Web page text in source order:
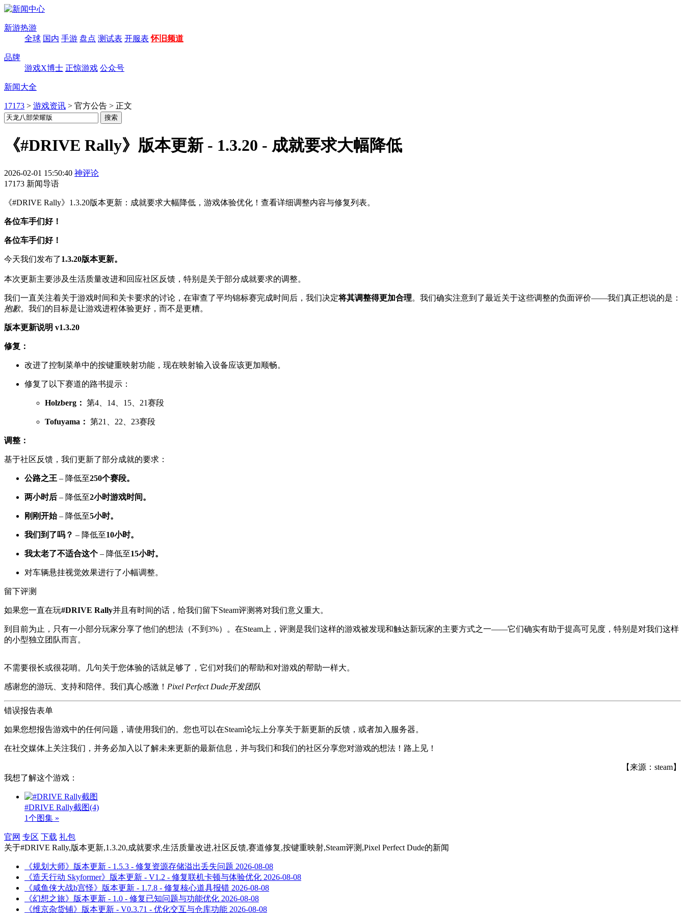
新游热游
全球 国内 手游 盘点 测试表 开服表 怀旧频道
品牌
游戏X博士 正惊游戏 公众号
新闻大全
17173 > 游戏资讯 > 官方公告 > 正文
《#DRIVE Rally》版本更新 - 1.3.20 - 成就要求大幅降低
2026-02-01 15:50:40 神评论
17173 新闻导语
《#DRIVE Rally》1.3.20版本更新：成就要求大幅降低，游戏体验优化！查看详细调整内容与修复列表。
各位车手们好！
各位车手们好！
今天我们发布了1.3.20版本更新。
本次更新主要涉及生活质量改进和回应社区反馈，特别是关于部分成就要求的调整。
我们一直关注着关于游戏时间和关卡要求的讨论，在审查了平均锦标赛完成时间后，我们决定将其调整得更加合理。我们确实注意到了最近关于这些调整的负面评价——我们真正想说的是：
抱歉。我们的目标是让游戏进程体验更好，而不是更糟。
版本更新说明 v1.3.20
修复：
改进了控制菜单中的按键重映射功能，现在映射输入设备应该更加顺畅。
修复了以下赛道的路书提示：
Holzberg： 第4、14、15、21赛段
Tofuyama： 第21、22、23赛段
调整：
基于社区反馈，我们更新了部分成就的要求：
公路之王 – 降低至250个赛段。
两小时后 – 降低至2小时游戏时间。
刚刚开始– 降低至5小时。
我们到了吗？ – 降低至10小时。
我太老了不适合这个 – 降低至15小时。
对车辆悬挂视觉效果进行了小幅调整。
留下评测
如果您一直在玩#DRIVE Rally并且有时间的话，给我们留下Steam评测将对我们意义重大。
到目前为止，只有一小部分玩家分享了他们的想法（不到3%）。在Steam上，评测是我们这样的游戏被发现和触达新玩家的主要方式之一——它们确实有助于提高可见度，特别是对我们这样
的小型独立团队而言。
不需要很长或很花哨。几句关于您体验的话就足够了，它们对我们的帮助和对游戏的帮助一样大。
感谢您的游玩、支持和陪伴。我们真心感激！ Pixel Perfect Dude开发团队
错误报告表单
如果您想报告游戏中的任何问题，请使用我们的。您也可以在Steam论坛上分享关于新更新的反馈，或者加入服务器。
在社交媒体上关注我们，并务必加入以了解未来更新的最新信息，并与我们和我们的社区分享您对游戏的想法！路上见！
【来源：steam】
我想了解这个游戏：
#DRIVE Rally截图(4)
1个图集 »
官网 专区 下载 礼包
关于#DRIVE Rally,版本更新,1.3.20,成就要求,生活质量改进,社区反馈,赛道修复,按键重映射,Steam评测,Pixel Perfect Dude的新闻
《规划大师》版本更新 - 1.5.3 - 修复资源存储溢出丢失问题 2026-08-08
《造天行动 Skyformer》版本更新 - V1.2 - 修复联机卡顿与体验优化 2026-08-08
《咸鱼侠大战b宫怪》版本更新 - 1.7.8 - 修复核心道具报错 2026-08-08
《幻想之旅》版本更新 - 1.0 - 修复已知问题与功能优化 2026-08-08
《维京杂货铺》版本更新 - V0.3.71 - 优化交互与仓库功能 2026-08-08